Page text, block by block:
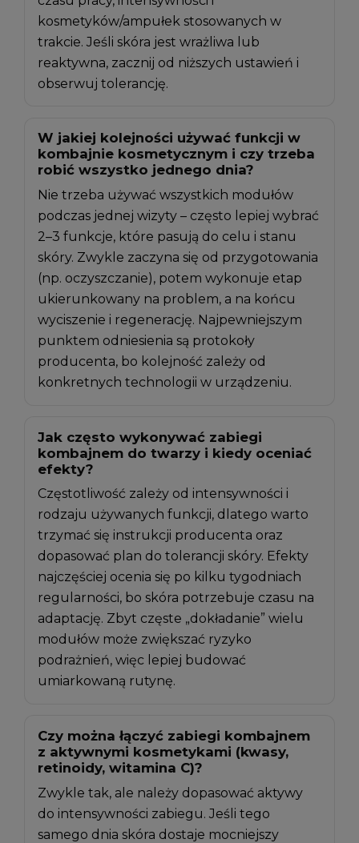
kosmetyków/ampułek stosowanych w
trakcie. Jeśli skóra jest wrażliwa lub
reaktywna, zacznij od niższych ustawień i
obserwuj tolerancję.
W jakiej kolejności używać funkcji w
kombajnie kosmetycznym i czy trzeba
robić wszystko jednego dnia?
Nie trzeba używać wszystkich modułów
podczas jednej wizyty – często lepiej wybrać
2–3 funkcje, które pasują do celu i stanu
skóry. Zwykle zaczyna się od przygotowania
(np. oczyszczanie), potem wykonuje etap
ukierunkowany na problem, a na końcu
wyciszenie i regenerację. Najpewniejszym
punktem odniesienia są protokoły
producenta, bo kolejność zależy od
konkretnych technologii w urządzeniu.
Jak często wykonywać zabiegi
kombajnem do twarzy i kiedy oceniać
efekty?
Częstotliwość zależy od intensywności i
rodzaju używanych funkcji, dlatego warto
trzymać się instrukcji producenta oraz
dopasować plan do tolerancji skóry. Efekty
najczęściej ocenia się po kilku tygodniach
regularności, bo skóra potrzebuje czasu na
adaptację. Zbyt częste „dokładanie” wielu
modułów może zwiększać ryzyko
podrażnień, więc lepiej budować
umiarkowaną rutynę.
Czy można łączyć zabiegi kombajnem
z aktywnymi kosmetykami (kwasy,
retinoidy, witamina C)?
Zwykle tak, ale należy dopasować aktywy
do intensywności zabiegu. Jeśli tego
samego dnia skóra dostaje mocniejszy